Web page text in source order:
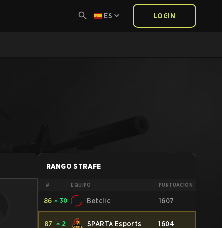
ES LOGIN
RANGO STRAFE
# EQUIPO PUNTUACIÓN
86 ⏶ 30 Betclic 1607
87 ⏶ 2 SPARTA Esports 1604